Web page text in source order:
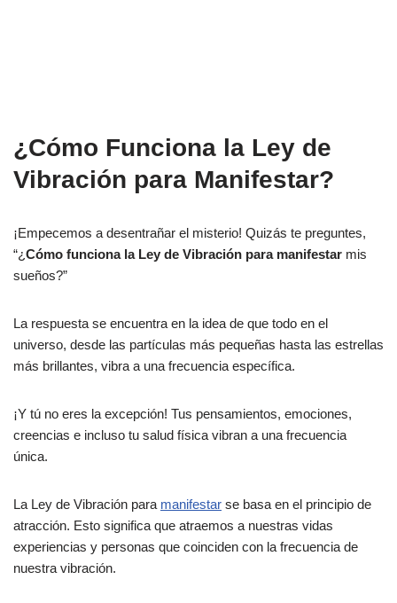
¿Cómo Funciona la Ley de
Vibración para Manifestar?
¡Empecemos a desentrañar el misterio! Quizás te preguntes,
“¿Cómo funciona la Ley de Vibración para manifestar mis
sueños?”
La respuesta se encuentra en la idea de que todo en el
universo, desde las partículas más pequeñas hasta las estrellas
más brillantes, vibra a una frecuencia específica.
¡Y tú no eres la excepción! Tus pensamientos, emociones,
creencias e incluso tu salud física vibran a una frecuencia
única.
La Ley de Vibración para manifestar se basa en el principio de
atracción. Esto significa que atraemos a nuestras vidas
experiencias y personas que coinciden con la frecuencia de
nuestra vibración.